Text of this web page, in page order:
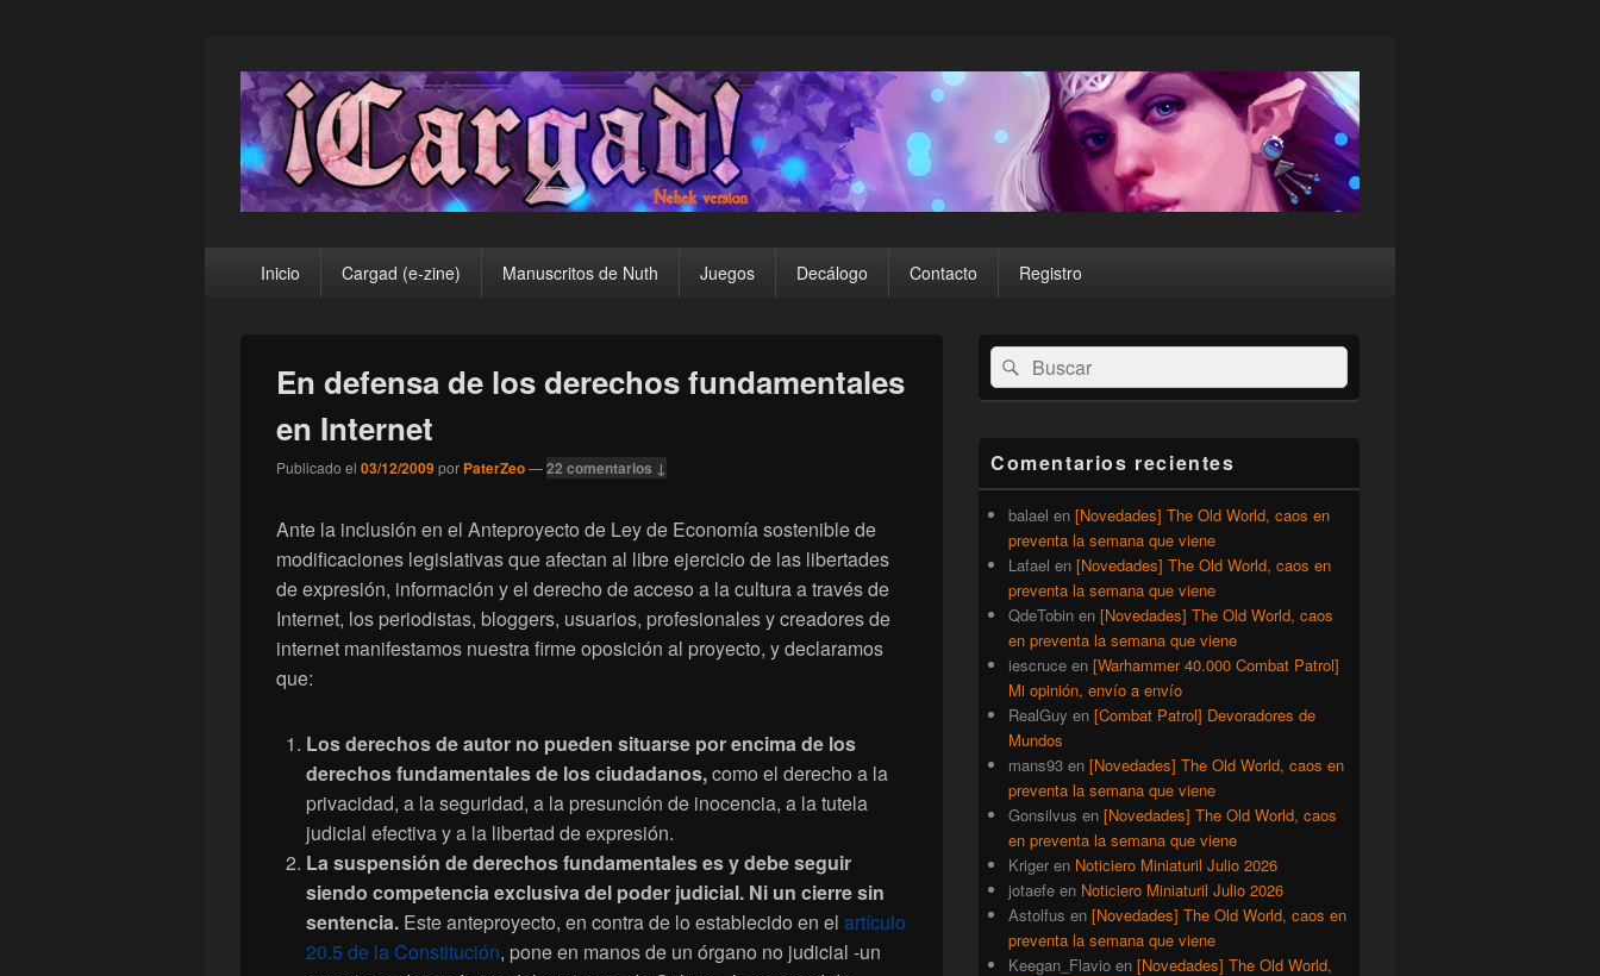
¡Cargad!
principalInicio Cargad (e-zine) Manuscritos de Nuth Juegos Decálogo Contacto Registro
En defensa de los derechos fundamentales
en Internet
Publicado el 03/12/2009por PaterZeo—22 comentarios ↓
Ante la inclusión en el Anteproyecto de Ley de Economía sostenible de
modificaciones legislativas que afectan al libre ejercicio de las libertades
de expresión, información y el derecho de acceso a la cultura a través de
Internet, los periodistas, bloggers, usuarios, profesionales y creadores de
internet manifestamos nuestra firme oposición al proyecto, y declaramos
que:
Los derechos de autor no pueden situarse por encima de los
derechos fundamentales de los ciudadanos,como el derecho a la
privacidad, a la seguridad, a la presunción de inocencia, a la tutela
judicial efectiva y a la libertad de expresión.
La suspensión de derechos fundamentales es y debe seguir
siendo competencia exclusiva del poder judicial. Ni un cierre sin
sentencia. Este anteproyecto, en contra de lo establecido en el artículo
20.5 de la Constitución, pone en manos de un órgano no judicial -un
El
área
de
lateral
primaria
Buscar
por:
Buscar
Comentarios recientes
balael en [Novedades] The Old World, caos en
preventa la semana que viene
Lafael en [Novedades] The Old World, caos en
preventa la semana que viene
QdeTobin en [Novedades] The Old World, caos
en preventa la semana que viene
iescruce en [Warhammer 40.000 Combat Patrol]
Mi opinión, envío a envío
RealGuy en [Combat Patrol] Devoradores de
Mundos
mans93 en [Novedades] The Old World, caos en
preventa la semana que viene
Gonsilvus en [Novedades] The Old World, caos
en preventa la semana que viene
Kriger en Noticiero Miniaturil Julio 2026
jotaefe en Noticiero Miniaturil Julio 2026
Astolfus en [Novedades] The Old World, caos en
preventa la semana que viene
Keegan_Flavio en [Novedades] The Old World,